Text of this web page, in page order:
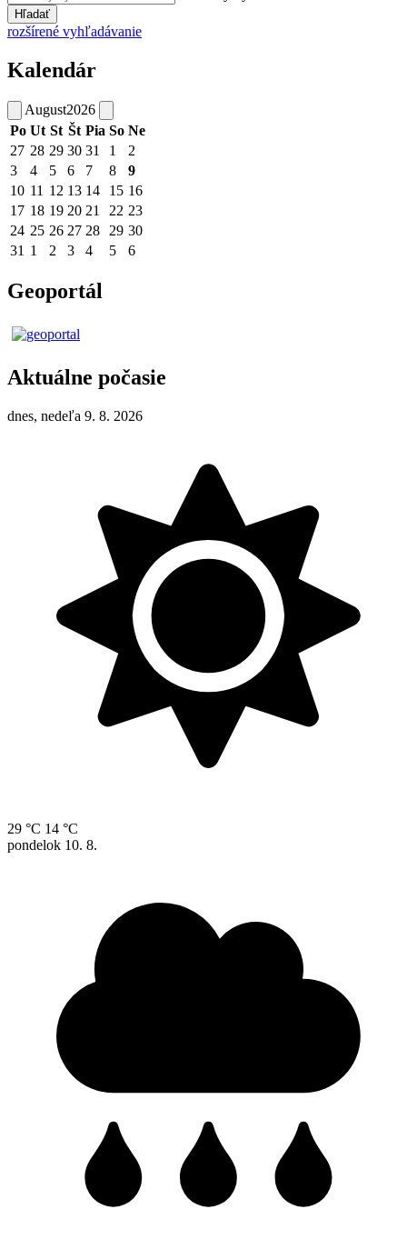
Hľadať
rozšírené vyhľadávanie
Kalendár
August2026
Po Ut St Št Pia So Ne
27 28 29 30 31 1
2
3
4 5 6 7 8
9
10 11 12 13 14 15 16
17 18 19 20 21 22 23
24 25 26 27 28 29 30
31 1 2 3 4 5 6
Geoportál
Aktuálne počasie
dnes, nedeľa 9. 8. 2026
29 °C 14 °C
pondelok 10. 8.